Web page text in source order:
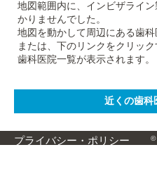
地図範囲内に、インビザライ
かりませんでした。
地図を動かして周辺にある歯科
または、下のリンクをクリッ
歯科医院一覧が表示されます。
プライバシー・ポリシー ©